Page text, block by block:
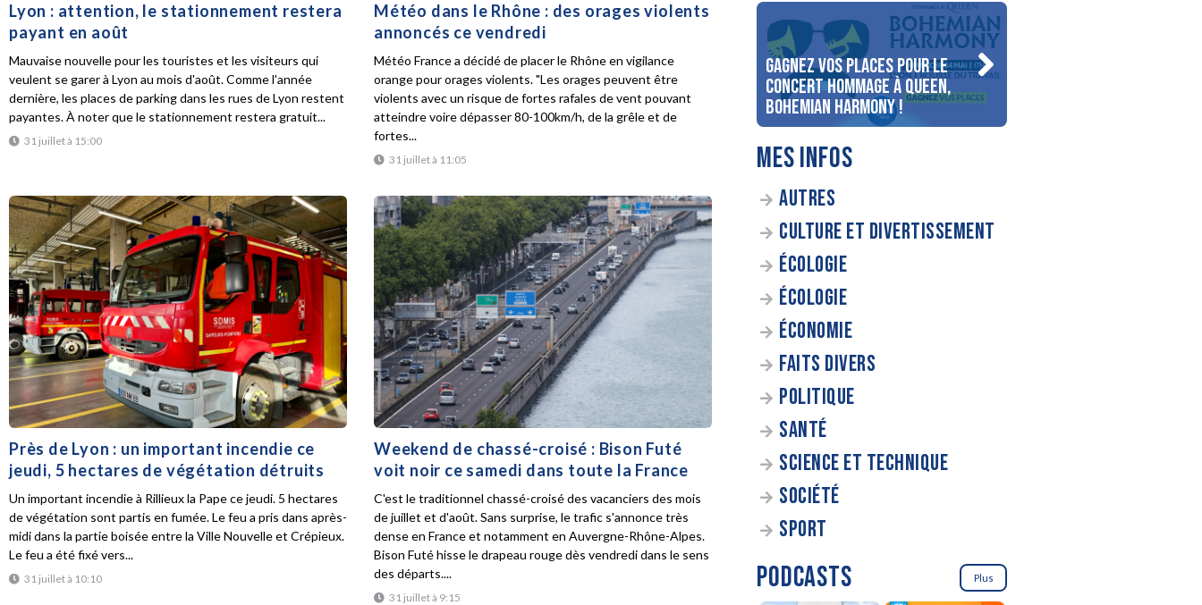
Lyon : attention, le stationnement restera
payant en août
31 juillet à 15:00
Mauvaise nouvelle pour les touristes et les visiteurs qui
veulent se garer à Lyon au mois d'août. Comme l'année
dernière, les places de parking dans les rues de Lyon restent
payantes. À noter que le stationnement restera gratuit...
Météo dans le Rhône : des orages violents
annoncés ce vendredi
31 juillet à 11:05
Météo France a décidé de placer le Rhône en vigilance
orange pour orages violents. "Les orages peuvent être
violents avec un risque de fortes rafales de vent pouvant
atteindre voire dépasser 80-100km/h, de la grêle et de
fortes...
Près de Lyon : un important incendie ce
jeudi, 5 hectares de végétation détruits
31 juillet à 10:10
Un important incendie à Rillieux la Pape ce jeudi. 5 hectares
de végétation sont partis en fumée. Le feu a pris dans après-
midi dans la partie boisée entre la Ville Nouvelle et Crépieux.
Le feu a été fixé vers...
Weekend de chassé-croisé : Bison Futé
voit noir ce samedi dans toute la France
31 juillet à 9:15
C'est le traditionnel chassé-croisé des vacanciers des mois
de juillet et d'août. Sans surprise, le trafic s'annonce très
dense en France et notamment en Auvergne-Rhône-Alpes.
Bison Futé hisse le drapeau rouge dès vendredi dans le sens
des départs....
Gagnez vos places pour le
concert Hommage à Queen,
Bohemian Harmony !
MES INFOS
AUTRES
CULTURE ET DIVERTISSEMENT
ÉCOLOGIE
ÉCOLOGIE
ÉCONOMIE
FAITS DIVERS
POLITIQUE
SANTÉ
SCIENCE ET TECHNIQUE
SOCIÉTÉ
SPORT
PODCASTS Plus